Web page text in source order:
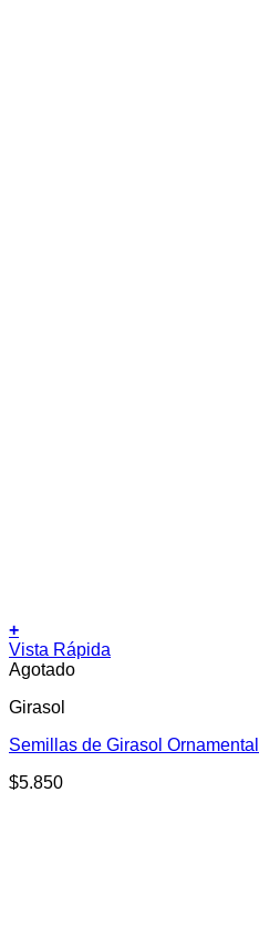
+
Vista Rápida
Agotado
Girasol
Semillas de Girasol
$5.850